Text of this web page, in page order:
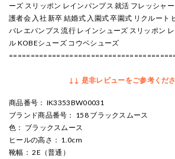
ーズ スリッポン レインパンプス 就活 フレッシャ
護者会 入社 新卒 結婚式 入園式 卒園式 リクルート
バレエパンプス 流行 レインシューズ スリッポン
ル KOBEシューズ コウベシューズ
↓↓ 是非レビューをご参考くだ
商品番号 ： IK3353BW00031
ブランド商品番号 ： 158 ブラックスムース
色 ： ブラックスムース
ヒールの高さ ： 1.0cm
靴幅 ： 2E（普通）